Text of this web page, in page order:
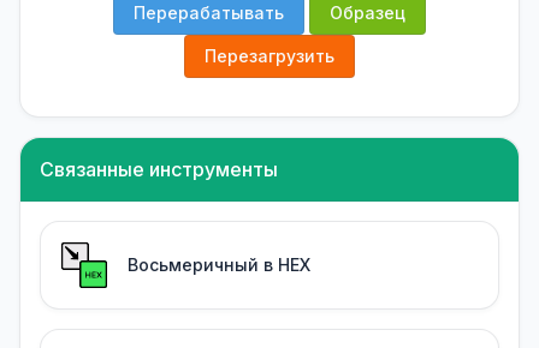
Перерабатывать Образец
Перезагрузить
Связанные инструменты
Восьмеричный в HEX